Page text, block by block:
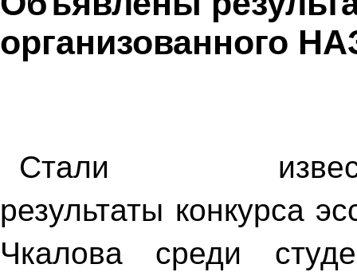
организованного
Стали
результаты конкурса
Чкалова среди